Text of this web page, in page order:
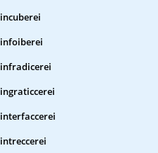
incuberei
infoiberei
infradicerei
ingraticcerei
interfaccerei
intreccerei